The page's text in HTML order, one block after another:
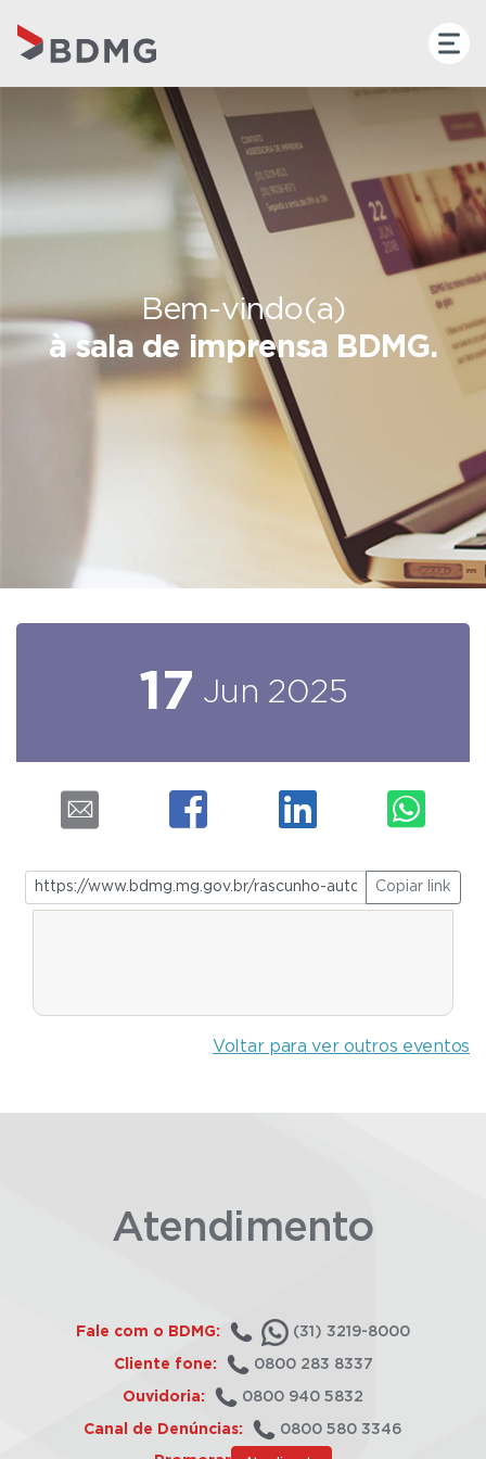
Bem-vindo(a)
à sala de imprensa BDMG.
17 Jun 2025
Copiar link
Voltar para ver outros eventos
Atendimento
Fale com o BDMG: (31) 3219-8000
Cliente fone: 0800 283 8337
Ouvidoria: 0800 940 5832
Canal de Denúncias: 0800 580 3346